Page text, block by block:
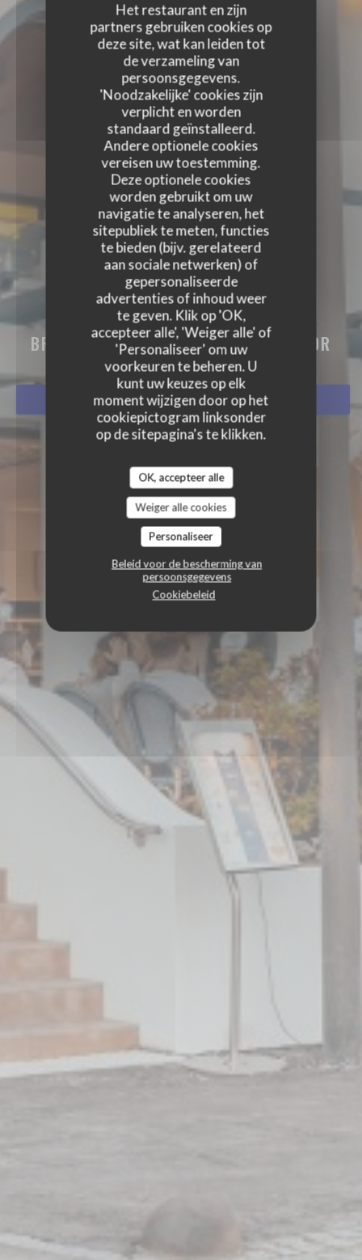
Het restaurant en zijn
partners gebruiken cookies op
deze site, wat kan leiden tot
de verzameling van
persoonsgegevens.
'Noodzakelijke' cookies zijn
verplicht en worden
standaard geïnstalleerd.
Andere optionele cookies
vereisen uw toestemming.
Deze optionele cookies
worden gebruikt om uw
navigatie te analyseren, het
sitepubliek te meten, functies
te bieden (bijv. gerelateerd
aan sociale netwerken) of
gepersonaliseerde
advertenties of inhoud weer
te geven. Klik op 'OK,
accepteer alle', 'Weiger alle' of
'Personaliseer' om uw
voorkeuren te beheren. U
kunt uw keuzes op elk
moment wijzigen door op het
cookiepictogram linksonder
op de sitepagina's te klikken.
OK, accepteer alle
Weiger alle cookies
Personaliseer
Beleid voor de bescherming van
persoonsgegevens
Cookiebeleid
BISTRO BALNÉAIRE
BRASSERIE - RESTAURANT|HOSSEGOR
RESERVEER EEN TAFEL